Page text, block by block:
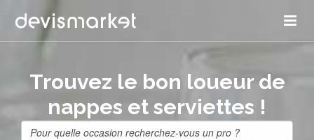
Trouvez le bon loueur de
nappes et serviettes !